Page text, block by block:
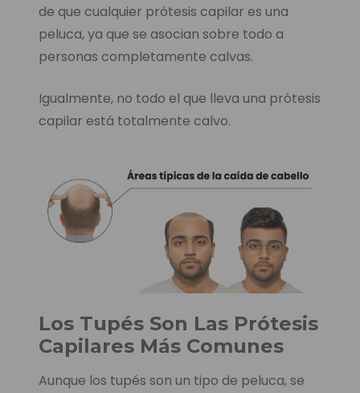
de que cualquier prótesis capilar es una
peluca, ya que se asocian sobre todo a
personas completamente calvas.
Igualmente, no todo el que lleva una prótesis
capilar está totalmente calvo.
Los Tupés Son Las Prótesis
Capilares Más Comunes
Aunque los tupés son un tipo de peluca, se